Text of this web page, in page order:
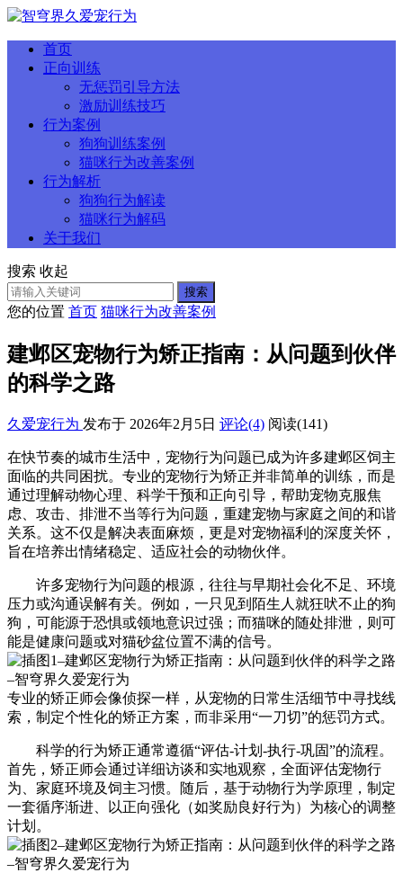
首页
正向训练
无惩罚引导方法
激励训练技巧
行为案例
狗狗训练案例
猫咪行为改善案例
行为解析
狗狗行为解读
猫咪行为解码
关于我们
搜索 收起
搜索
您的位置 首页 猫咪行为改善案例
建邺区宠物行为矫正指南：从问题到伙伴
的科学之路
久爱宠行为 发布于 2026年2月5日 评论(4) 阅读(141)
在快节奏的城市生活中，宠物行为问题已成为许多建邺区饲主
面临的共同困扰。专业的宠物行为矫正并非简单的训练，而是
通过理解动物心理、科学干预和正向引导，帮助宠物克服焦
虑、攻击、排泄不当等行为问题，重建宠物与家庭之间的和谐
关系。这不仅是解决表面麻烦，更是对宠物福利的深度关怀，
旨在培养出情绪稳定、适应社会的动物伙伴。
许多宠物行为问题的根源，往往与早期社会化不足、环境
压力或沟通误解有关。例如，一只见到陌生人就狂吠不止的狗
狗，可能源于恐惧或领地意识过强；而猫咪的随处排泄，则可
能是健康问题或对猫砂盆位置不满的信号。
专业的矫正师会像侦探一样，从宠物的日常生活细节中寻找线
索，制定个性化的矫正方案，而非采用“一刀切”的惩罚方式。
科学的行为矫正通常遵循“评估-计划-执行-巩固”的流程。
首先，矫正师会通过详细访谈和实地观察，全面评估宠物行
为、家庭环境及饲主习惯。随后，基于动物行为学原理，制定
一套循序渐进、以正向强化（如奖励良好行为）为核心的调整
计划。